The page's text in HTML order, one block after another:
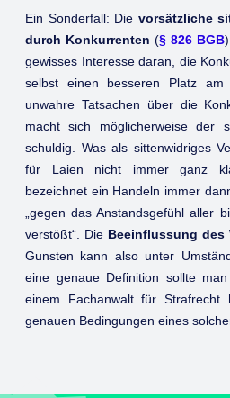
Ein Sonderfall: Die vorsätzliche
durch Konkurrenten (§ 826 BGB
gewisses Interesse daran, die
selbst einen besseren Platz
unwahre Tatsachen über die
macht sich möglicherweise der
schuldig. Was als sittenwidriges
für Laien nicht immer ganz
bezeichnet ein Handeln immer
„gegen das Anstandsgefühl aller
verstößt“. Die Beeinflussung des
Gunsten kann also unter
eine genaue Definition sollte
einem Fachanwalt für
genauen Bedingungen eines